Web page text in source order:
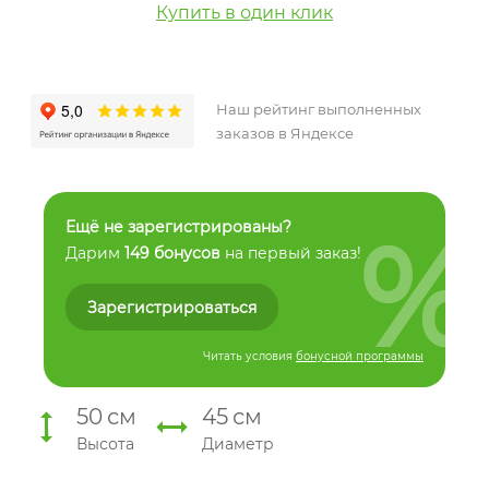
Купить в один клик
Наш рейтинг выполненных
заказов в Яндексе
Ещё не зарегистрированы?
Дарим 149 бонусов на первый заказ!
Зарегистрироваться
Читать условия бонусной программы
%
50 см
Высота
45 см
Диаметр